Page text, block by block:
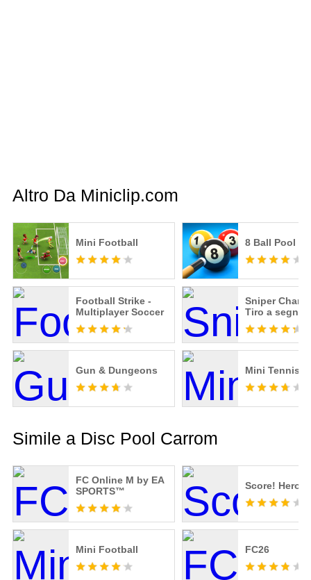
Altro Da Miniclip.com
Mini Football 8 Ball Pool
Football Strike -
Multiplayer Soccer
Sniper
Tiro a segno
Gun & Dungeons Mini Tennis
Simile a Disc Pool Carrom
FC Online M by EA
SPORTS™
Score! Hero
Mini Football FC26